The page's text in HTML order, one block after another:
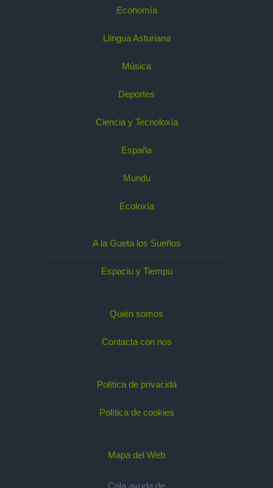
Economía
Llingua Asturiana
Música
Deportes
Ciencia y Tecnoloxía
España
Mundu
Ecoloxía
A la Gueta los Sueños
Espaciu y Tiempu
Quién somos
Contacta con nos
Política de privacidá
Política de cookies
Mapa del Web